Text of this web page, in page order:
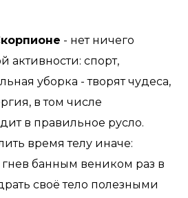
- нет ничего
активности: спорт,
уборка - творят чудеса,
в том числе
в правильное русло.
время телу иначе:
гнев банным веником раз в
своё тело полезными